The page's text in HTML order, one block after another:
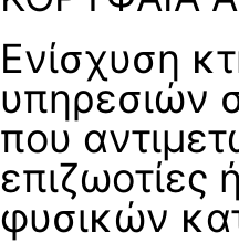
Eνίσχυση
υπηρεσιών
που
επιζωοτίες
φυσικών